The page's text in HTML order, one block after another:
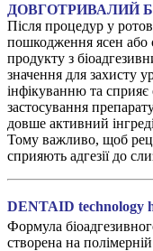
ДОВГОТРИВАЛИЙ
Після процедур у
пошкодження ясен або
продукту з
значення для захисту
інфікуванню та
застосування
довше активний
Тому важливо, щоб
сприяють адгезії до
DENTAID technology
Формула
створена на